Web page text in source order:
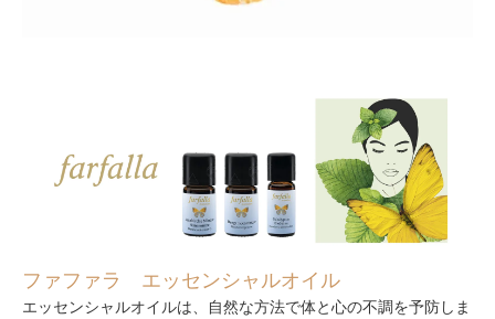
ファファラ エッセンシャルオイル
エッセンシャルオイルは、自然な方法で体と心の不調を予防しま